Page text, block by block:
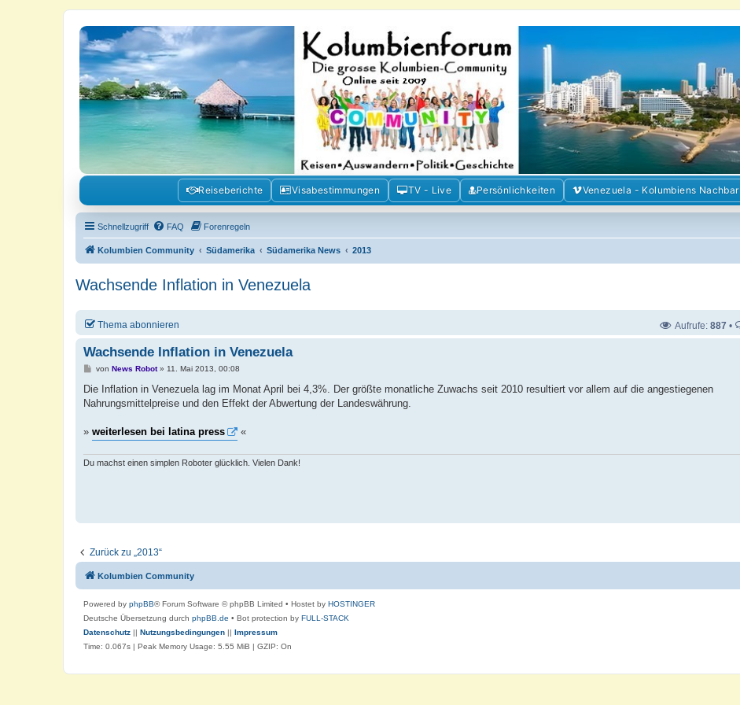
Kolumbienforum - Das grosse Forum der Freunde Kolumbiens
Reisen, Auswandern, Kultur, Politik, Geschichte und Visum in Kolumbien und Venezuela. Austausch, Erfahrungen und Gemeinschaft im Kolumbienforum
Reiseberichte Visabestimmungen TV - Live Persönlichkeiten Venezuela - Kolumbiens Nachbar
Schnellzugriff FAQ Forenregeln
Kolumbien Community Südamerika Südamerika News 2013
Wachsende Inflation in Venezuela
Thema abonnieren Aufrufe: 887 •
Wachsende Inflation in Venezuela
B
i
r
von News Robot» 11. Mai 2013, 00:08
Die Inflation in Venezuela lag im Monat April bei 4,3%. Der größte monatliche Zuwachs seit 2010 resultiert vor allem auf die angestiegenen
Nahrungsmittelpreise und den Effekt der Abwertung der Landeswährung.
» weiterlesen bei latina press «
Du machst einen simplen Roboter glücklich. Vielen Dank!
Zurück zu „2013“
Kolumbien Community
Powered by phpBB® Forum Software © phpBB Limited • Hostet by HOSTINGER
Deutsche Übersetzung durch phpBB.de • Bot protection by FULL-STACK
Datenschutz || Nutzungsbedingungen || Impressum
Time: 0.067s | Peak Memory Usage: 5.55 MiB | GZIP: On